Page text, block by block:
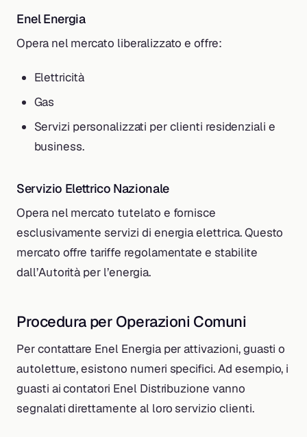
Enel Energia
Opera nel mercato liberalizzato e offre:
Elettricità
Gas
Servizi personalizzati per clienti residenziali e
business.
Servizio Elettrico Nazionale
Opera nel mercato tutelato e fornisce
esclusivamente servizi di energia elettrica. Questo
mercato offre tariffe regolamentate e stabilite
dall’Autorità per l’energia.
Procedura per Operazioni Comuni
Per contattare Enel Energia per attivazioni, guasti o
autoletture, esistono numeri specifici. Ad esempio, i
guasti ai contatori Enel Distribuzione vanno
segnalati direttamente al loro servizio clienti.